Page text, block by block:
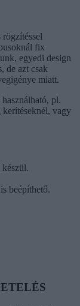
fix
egyedi design
de azt csak
miatt.
pl.
kerítéseknél, vagy
beépíthető.